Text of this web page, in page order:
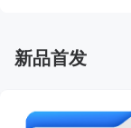
新品首发